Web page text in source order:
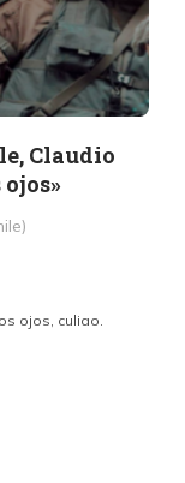
Claudio
ojos»
ojos, culiao.